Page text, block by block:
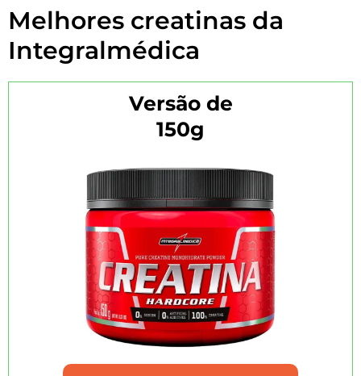
Melhores creatinas da
Integralmédica
Versão de
150g